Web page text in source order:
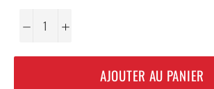
− +
AJOUTER AU PANIER